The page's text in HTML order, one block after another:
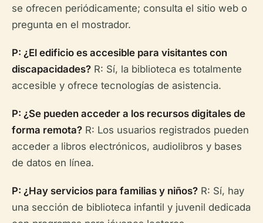
se ofrecen periódicamente; consulta el sitio web o
pregunta en el mostrador.
P: ¿El edificio es accesible para visitantes con
discapacidades? R: Sí, la biblioteca es totalmente
accesible y ofrece tecnologías de asistencia.
P: ¿Se pueden acceder a los recursos digitales de
forma remota? R: Los usuarios registrados pueden
acceder a libros electrónicos, audiolibros y bases
de datos en línea.
P: ¿Hay servicios para familias y niños? R: Sí, hay
una sección de biblioteca infantil y juvenil dedicada